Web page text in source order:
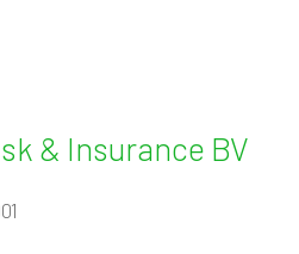
& Insurance BV